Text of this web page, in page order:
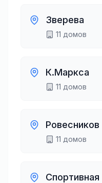
Зверева
11 домов
К.Маркса
11 домов
Ровесников
11 домов
Спортивная